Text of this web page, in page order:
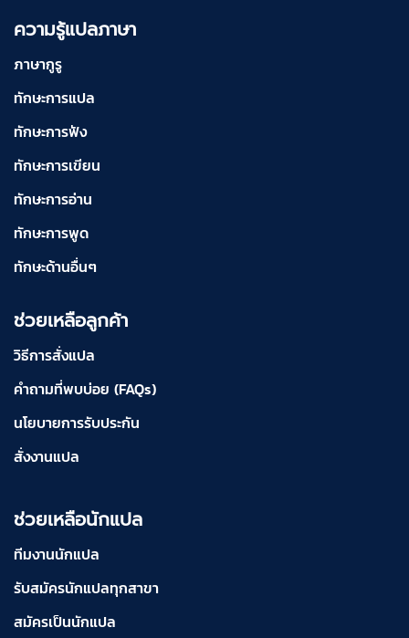
ความรู้แปลภาษา
ภาษากูรู
ทักษะการแปล
ทักษะการฟัง
ทักษะการเขียน
ทักษะการอ่าน
ทักษะการพูด
ทักษะด้านอื่นๆ
ช่วยเหลือลูกค้า
วิธีการสั่งแปล
คำถามที่พบบ่อย (FAQs)
นโยบายการรับประกัน
สั่งงานแปล
ช่วยเหลือนักแปล
ทีมงานนักแปล
รับสมัครนักแปลทุกสาขา
สมัครเป็นนักแปล